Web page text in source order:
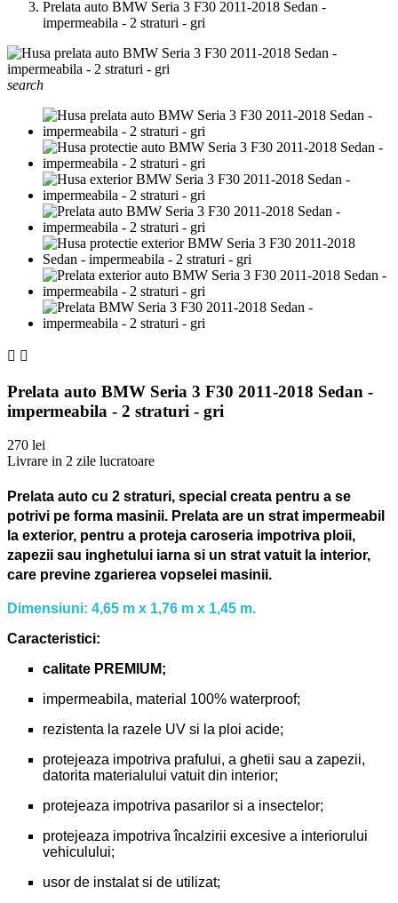
Prelata auto BMW Seria 3 F30 2011-2018 Sedan -
impermeabila - 2 straturi - gri
search
 
Prelata auto BMW Seria 3 F30 2011-2018 Sedan -
impermeabila - 2 straturi - gri
270 lei
Livrare in 2 zile lucratoare
Prelata auto cu 2 straturi, special creata pentru a se
potrivi pe forma masinii. Prelata are un strat impermeabil
la exterior, pentru a proteja caroseria impotriva ploii,
zapezii sau inghetului iarna si un strat vatuit la interior,
care previne zgarierea vopselei masinii.
Dimensiuni: 4,65 m x 1,76 m x 1,45 m.
Caracteristici:
calitate PREMIUM;
impermeabila, material 100% waterproof;
rezistenta la razele UV si la ploi acide;
protejeaza impotriva prafului, a ghetii sau a zapezii,
datorita materialului vatuit din interior;
protejeaza impotriva pasarilor si a insectelor;
protejeaza impotriva încalzirii excesive a interiorului
vehiculului;
usor de instalat si de utilizat;